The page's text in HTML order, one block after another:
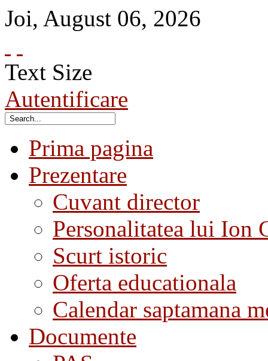
Joi, August 06, 2026
Text Size
Autentificare
Prima pagina
Prezentare
Cuvant director
Personalitatea lui Ion
Scurt istoric
Oferta educationala
Calendar saptamana
Documente